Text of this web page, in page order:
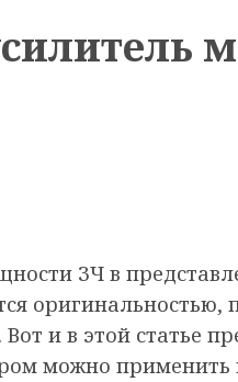
ЗЧ в
и в этой статье
можно применить